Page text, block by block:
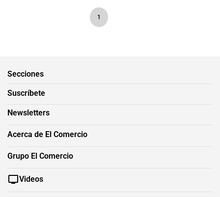
1
Secciones
Suscríbete
Newsletters
Acerca de El Comercio
Grupo El Comercio
Videos